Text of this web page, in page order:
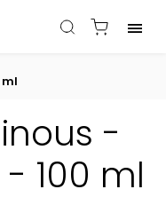
ml
-
- 100 ml